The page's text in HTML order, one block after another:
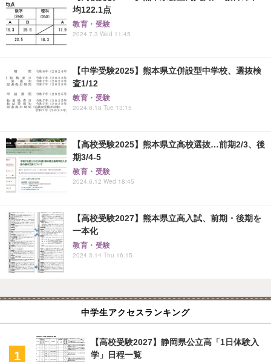
均122.1点
教育・受験
2024.7.3 Wed 11:45
【中学受験2025】熊本県立併設型中学校、選抜検
査1/12
教育・受験
2024.6.18 Tue 13:15
【高校受験2025】熊本県立高校選抜…前期2/3、後
期3/4-5
教育・受験
2024.6.12 Wed 18:45
【高校受験2027】熊本県立高入試、前期・後期を
一本化
教育・受験
2024.3.14 Thu 16:15
中学生アクセスランキング
【高校受験2027】静岡県公立高「1日体験入
学」日程一覧